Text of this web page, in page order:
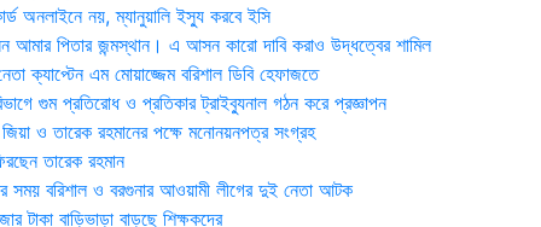
অনলাইনে নয়, ম্যানুয়ালি ইস্যু করবে ইসি
পিতার জন্মস্থান। এ আসন কারো দাবি করাও উদ্ধত্বের শামিল
ক্যাপ্টেন এম মোয়াজ্জেম বরিশাল ডিবি হেফাজতে
গুম প্রতিরোধ ও প্রতিকার ট্রাইব্যুনাল গঠন করে প্রজ্ঞাপন
ও তারেক রহমানের পক্ষে মনোনয়নপত্র সংগ্রহ
তারেক রহমান
সময় ব‌রিশাল ও বরগুনার আওয়ামী লীগের দুই নেতা আটক
টাকা বাড়িভাড়া বাড়ছে শিক্ষকদের